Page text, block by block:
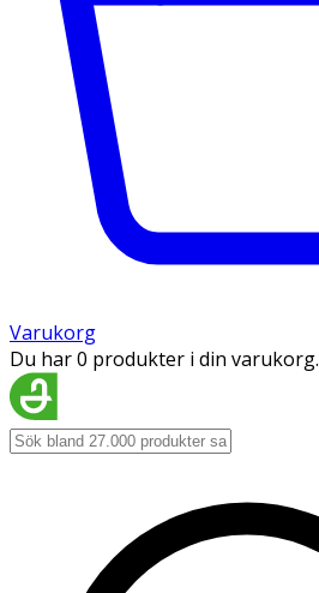
Varukorg
Du har 0 produkter i din varukorg.